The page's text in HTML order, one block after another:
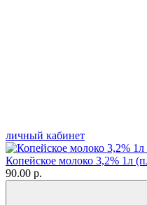
личный кабинет
Копейское молоко 3,2% 1л
90.00 р.